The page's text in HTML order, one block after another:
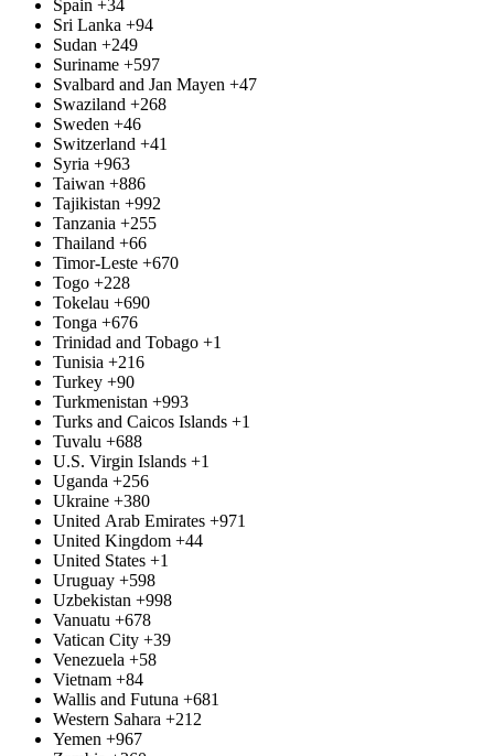
Spain +34
Sri Lanka +94
Sudan +249
Suriname +597
Svalbard and Jan Mayen +47
Swaziland +268
Sweden +46
Switzerland +41
Syria +963
Taiwan +886
Tajikistan +992
Tanzania +255
Thailand +66
Timor-Leste +670
Togo +228
Tokelau +690
Tonga +676
Trinidad and Tobago +1
Tunisia +216
Turkey +90
Turkmenistan +993
Turks and Caicos Islands +1
Tuvalu +688
U.S. Virgin Islands +1
Uganda +256
Ukraine +380
United Arab Emirates +971
United Kingdom +44
United States +1
Uruguay +598
Uzbekistan +998
Vanuatu +678
Vatican City +39
Venezuela +58
Vietnam +84
Wallis and Futuna +681
Western Sahara +212
Yemen +967